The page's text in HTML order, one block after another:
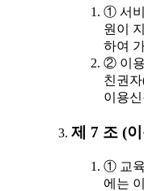
① 서비
원이
하여
② 이용
친권
이용
제 7 조 (
① 교육
에는